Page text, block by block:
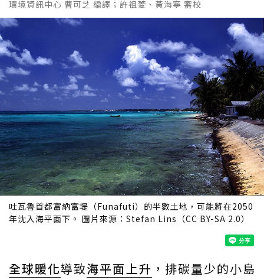
環境資訊中心 曹可芝 編譯；許祖菱、黃海寧 審校
吐瓦魯首都富納富堤（Funafuti）的半數土地，可能將在2050
年沈入海平面下。 圖片來源：Stefan Lins（CC BY-SA 2.0）
全球暖化導致海平面上升 ，排碳量少的小島